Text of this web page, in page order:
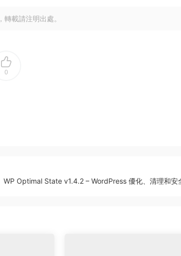
，轉載請注明出處。
0
WP Optimal State v1.4.2 – WordPress 優化、清理和安